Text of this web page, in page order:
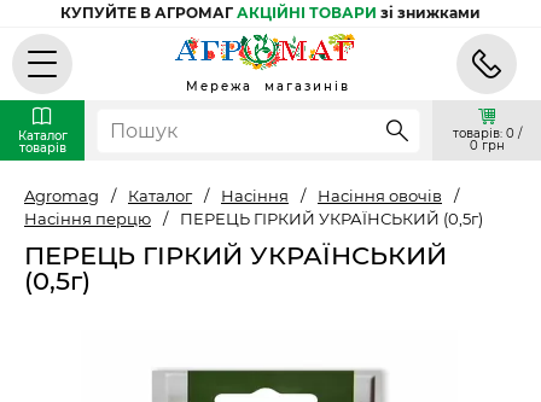
КУПУЙТЕ В АГРОМАГ АКЦІЙНІ ТОВАРИ зі знижками
Мережа магазинів
Каталог
товарів
товарів: 0 /
0 грн
Agromag / Каталог / Насіння / Насіння овочів
/
Насіння перцю
/ ПЕРЕЦЬ ГІРКИЙ УКРАЇНСЬКИЙ (0,5г)
ПЕРЕЦЬ ГІРКИЙ УКРАЇНСЬКИЙ
(0,5г)